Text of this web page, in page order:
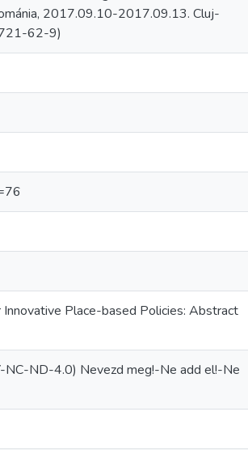
2017.09.10-2017.09.13. Cluj-
62-9)
Place-based Policies: Abstract
NC-ND-4.0) Nevezd meg!-Ne add el!-Ne